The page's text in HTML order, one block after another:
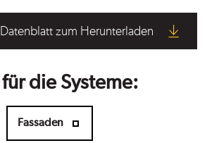
Datenblatt zum Herunterladen
die Systeme:
Fassaden